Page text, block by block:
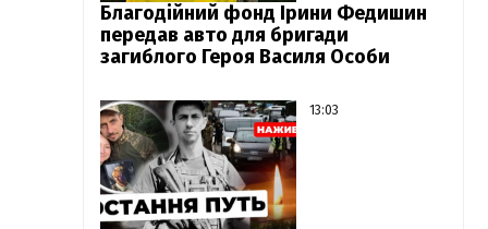
Благодійний фонд Ірини Федишин
передав авто для бригади
загиблого Героя Василя Особи
13:03